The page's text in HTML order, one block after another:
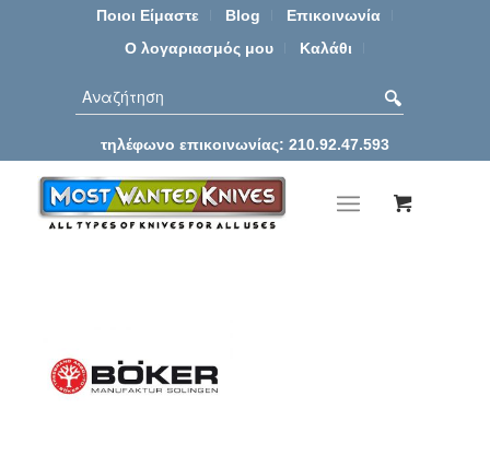
Ποιοι Είμαστε Blog
Επικοινωνία
Ο λογαριασμός μου
Καλάθι
τηλέφωνο επικοινωνίας: 210.92.47.593